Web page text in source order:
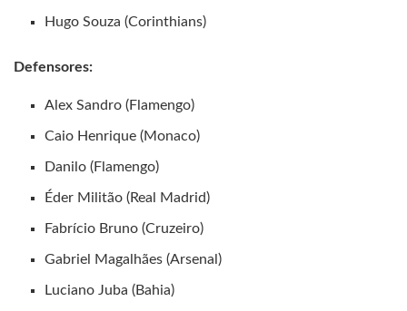
Hugo Souza (Corinthians)
Defensores:
Alex Sandro (Flamengo)
Caio Henrique (Monaco)
Danilo (Flamengo)
Éder Militão (Real Madrid)
Fabrício Bruno (Cruzeiro)
Gabriel Magalhães (Arsenal)
Luciano Juba (Bahia)